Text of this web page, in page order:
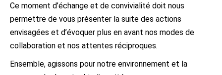
Ce moment d’échange et de convivialité doit nous
permettre de vous présenter la suite des actions
envisagées et d’évoquer plus en avant nos modes de
collaboration et nos attentes réciproques.
Ensemble, agissons pour notre environnement et la